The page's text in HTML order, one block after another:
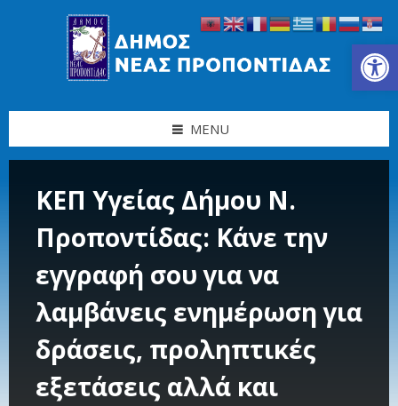
Ανοίξτε τη γραμμή εργαλείων
MENU
ΚΕΠ Υγείας Δήμου Ν.
Προποντίδας: Κάνε την
εγγραφή σου για να
λαμβάνεις ενημέρωση για
δράσεις, προληπτικές
εξετάσεις αλλά και